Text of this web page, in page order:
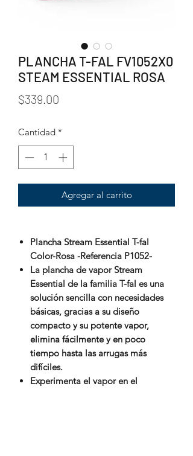
PLANCHA T-FAL FV1052X0
STEAM ESSENTIAL ROSA
$339.00
Cantidad *
Agregar al carrito
Plancha Stream Essential T-fal
Color-Rosa -Referencia P1052-
La plancha de vapor Stream
Essential de la familia T-fal es una
solución sencilla con necesidades
básicas, gracias a su diseño
compacto y su potente vapor,
elimina fácilmente y en poco
tiempo hasta las arrugas más
difíciles.
Experimenta el vapor en el